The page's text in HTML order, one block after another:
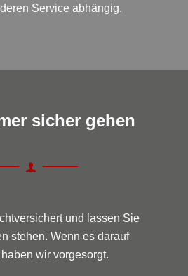
Service abhängig.
sicher gehen
und lassen Sie
stehen. Wenn es darauf
wir vorgesorgt.